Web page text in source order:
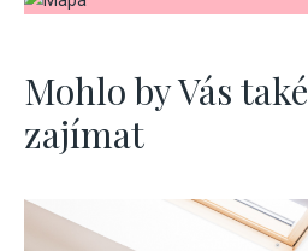
Mohlo by Vás také
zajímat